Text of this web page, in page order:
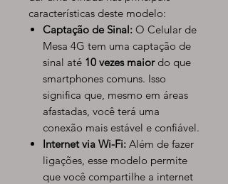
características deste modelo:
Captação de Sinal: O Celular de
Mesa 4G tem uma captação de
sinal até 10 vezes maiordo que
smartphones comuns. Isso
significa que, mesmo em áreas
afastadas, você terá uma
conexão mais estável e confiável.
Internet via Wi-Fi: Além de fazer
ligações, esse modelo permite
que você compartilhe a internet